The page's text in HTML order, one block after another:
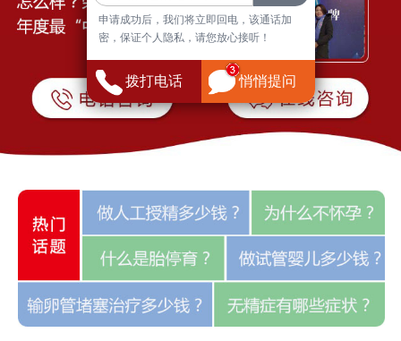
申请成功后，我们将立即回电，该通话加
密，保证个人隐私，请您放心接听！
拨打电话 悄悄提问